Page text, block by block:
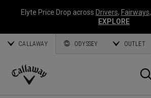
Elyte Price Drop across Drivers, Fairways,
EXPLORE
CALLAWAY ODYSSEY OUTLET
Callaway